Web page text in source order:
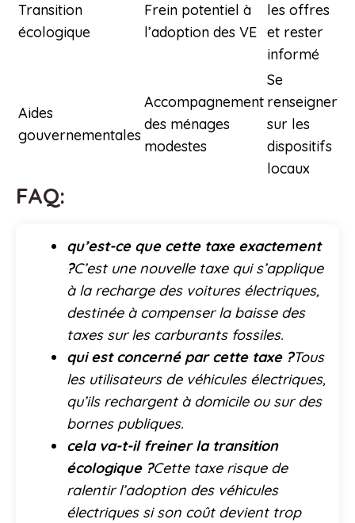
Transition
écologique
Frein potentiel à
l’adoption des VE
les offres
et rester
informé
Aides
gouvernementales
Accompagnement
des ménages
modestes
Se
renseigner
sur les
dispositifs
locaux
FAQ:
qu’est-ce que cette taxe exactement
?C’est une nouvelle taxe qui s’applique
à la recharge des voitures électriques,
destinée à compenser la baisse des
taxes sur les carburants fossiles.
qui est concerné par cette taxe ?Tous
les utilisateurs de véhicules électriques,
qu’ils rechargent à domicile ou sur des
bornes publiques.
cela va-t-il freiner la transition
écologique ?Cette taxe risque de
ralentir l’adoption des véhicules
électriques si son coût devient trop